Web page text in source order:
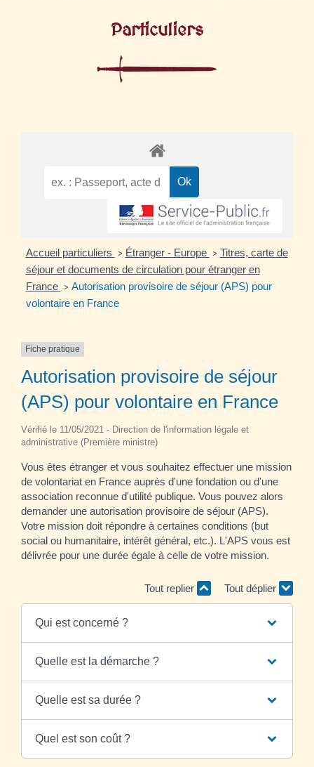
Particuliers
Accueil particuliers > Étranger - Europe > Titres, carte de
séjour et documents de circulation pour étranger en
France > Autorisation provisoire de séjour (APS) pour
volontaire en France
Fiche pratique
Autorisation provisoire de séjour
(APS) pour volontaire en France
Vérifié le 11/05/2021 - Direction de l'information légale et
administrative (Première ministre)
Vous êtes étranger et vous souhaitez effectuer une mission
de volontariat en France auprès d'une fondation ou d'une
association reconnue d'utilité publique. Vous pouvez alors
demander une autorisation provisoire de séjour (APS).
Votre mission doit répondre à certaines conditions (but
social ou humanitaire, intérêt général, etc.). L'APS vous est
délivrée pour une durée égale à celle de votre mission.
Tout replier Tout déplier
Qui est concerné ?
Quelle est la démarche ?
Quelle est sa durée ?
Quel est son coût ?